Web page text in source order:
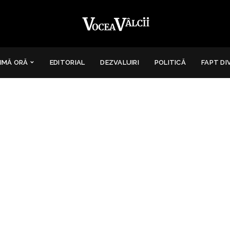
ORĂ EDITORIAL DEZVALUIRI POLITICĂ FAPT